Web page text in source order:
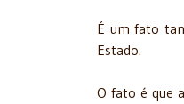
É um fato
Estado.
O fato é que